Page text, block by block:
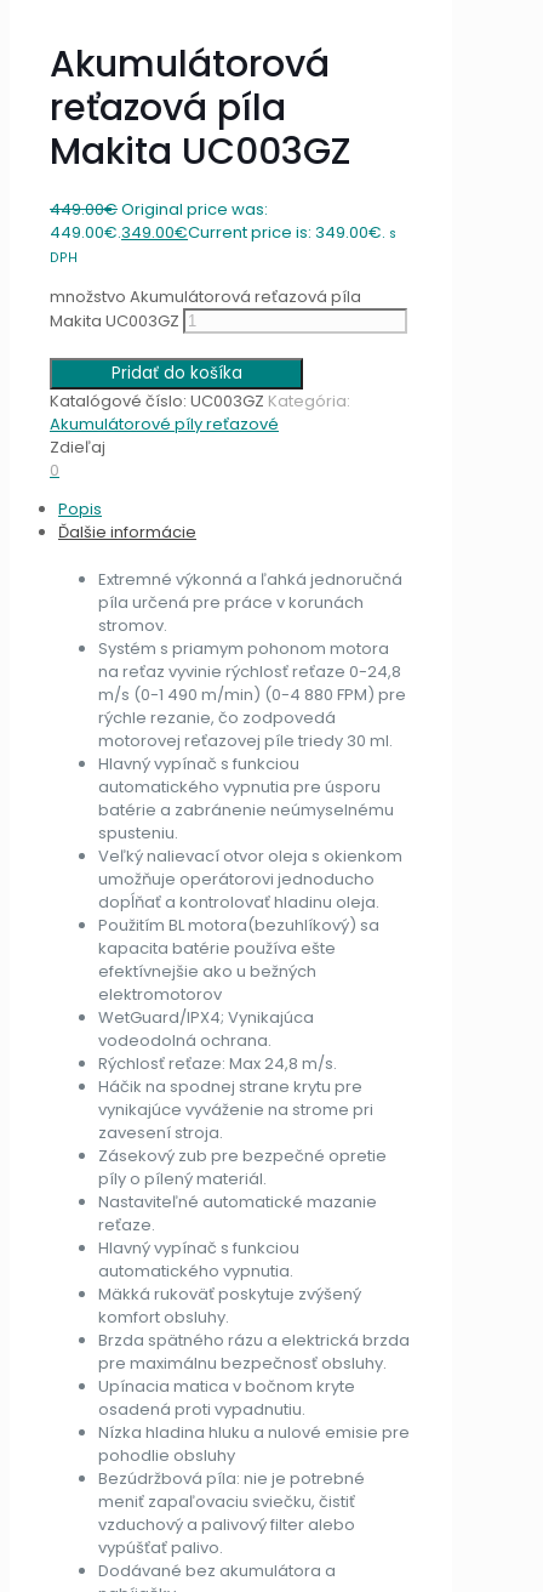
Akumulátorová
reťazová píla
Makita UC003GZ
449.00€Original price was:
449.00€.349.00€Current price is: 349.00€. s
DPH
množstvo Akumulátorová reťazová píla
Makita UC003GZ
Pridať do košíka
Katalógové číslo: UC003GZ Kategória:
Akumulátorové píly reťazové
Zdieľaj
0
Popis
Ďalšie informácie
Extremné výkonná a ľahká jednoručná
píla určená pre práce v korunách
stromov.
Systém s priamym pohonom motora
na reťaz vyvinie rýchlosť reťaze 0-24,8
m/s (0-1 490 m/min) (0-4 880 FPM) pre
rýchle rezanie, čo zodpovedá
motorovej reťazovej píle triedy 30 ml.
Hlavný vypínač s funkciou
automatického vypnutia pre úsporu
batérie a zabránenie neúmyselnému
spusteniu.
Veľký nalievací otvor oleja s okienkom
umožňuje operátorovi jednoducho
dopĺňať a kontrolovať hladinu oleja.
Použitím BL motora(bezuhlíkový) sa
kapacita batérie používa ešte
efektívnejšie ako u bežných
elektromotorov
WetGuard/IPX4; Vynikajúca
vodeodolná ochrana.
Rýchlosť reťaze: Max 24,8 m/s.
Háčik na spodnej strane krytu pre
vynikajúce vyváženie na strome pri
zavesení stroja.
Zásekový zub pre bezpečné opretie
píly o pílený materiál.
Nastaviteľné automatické mazanie
reťaze.
Hlavný vypínač s funkciou
automatického vypnutia.
Mäkká rukoväť poskytuje zvýšený
komfort obsluhy.
Brzda spätného rázu a elektrická brzda
pre maximálnu bezpečnosť obsluhy.
Upínacia matica v bočnom kryte
osadená proti vypadnutiu.
Nízka hladina hluku a nulové emisie pre
pohodlie obsluhy
Bezúdržbová píla: nie je potrebné
meniť zapaľovaciu sviečku, čistiť
vzduchový a palivový filter alebo
vypúšťať palivo.
Dodávané bez akumulátora a